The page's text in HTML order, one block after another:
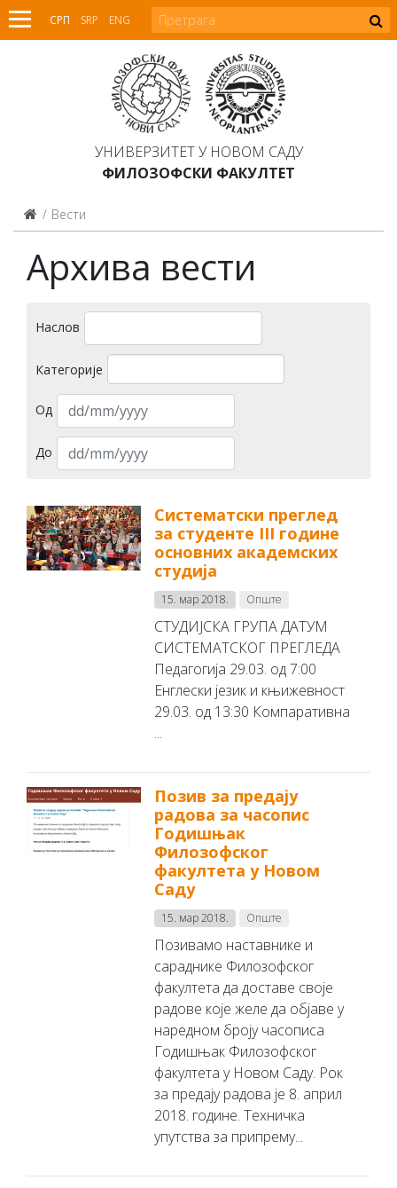
СРП SRP ENG
УНИВЕРЗИТЕТ У НОВОМ САДУ
ФИЛОЗОФСКИ ФАКУЛТЕТ
Вести
Архива вести
Наслов
Категорије
Од
До
Систематски преглед
за студенте III године
основних академских
студија
15. мар 2018. Опште
СТУДИЈСКА ГРУПА ДАТУМ
СИСТЕМАТСКОГ ПРЕГЛЕДА
Педагогија 29.03. од 7:00
Енглески језик и књижевност
29.03. од 13:30 Компаративна
...
Позив за предају
радова за часопис
Годишњак
Филозофског
факултета у Новом
Саду
15. мар 2018. Опште
Позивамо наставнике и
сараднике Филозофског
факултета да доставе своје
радове које желе да објаве у
наредном броју часописа
Годишњак Филозофског
факултета у Новом Саду. Рок
за предају радова је 8. април
2018. године. Техничка
упутства за припрему...